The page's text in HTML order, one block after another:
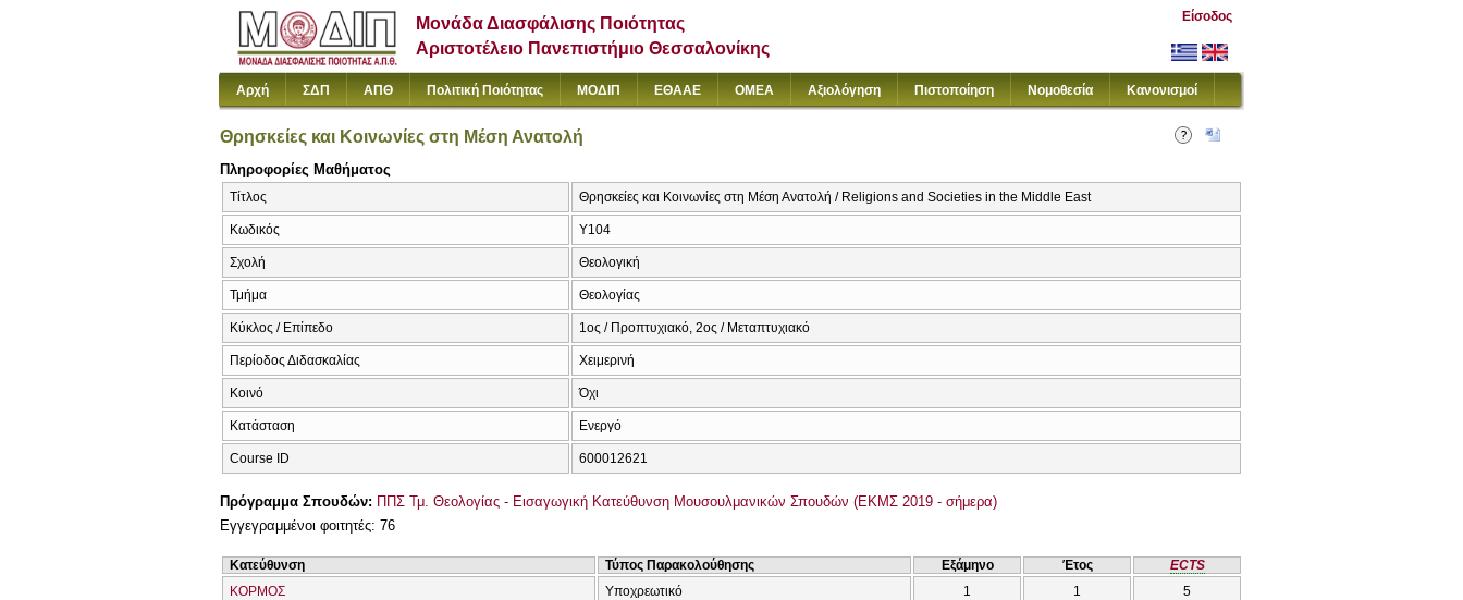
Μονάδα Διασφάλισης Ποιότητας
Αριστοτέλειο Πανεπιστήμιο Θεσσαλονίκης
Είσοδος
Αρχή ΣΔΠ ΑΠΘ Πολιτική Ποιότητας ΜΟΔΙΠ ΕΘΑΑΕ ΟΜΕΑ Αξιολόγηση Πιστοποίηση Νομοθεσία Κανονισμοί
Θρησκείες και Κοινωνίες στη Μέση Ανατολή
Πληροφορίες Μαθήματος
Τίτλος Θρησκείες και Κοινωνίες στη Μέση Ανατολή / Religions and Societies in the Middle East
Κωδικός Υ104
Σχολή Θεολογική
Τμήμα Θεολογίας
Κύκλος / Επίπεδο 1ος / Προπτυχιακό, 2ος / Μεταπτυχιακό
Περίοδος Διδασκαλίας Χειμερινή
Κοινό Όχι
Κατάσταση Ενεργό
Course ID 600012621
Πρόγραμμα Σπουδών: ΠΠΣ Τμ. Θεολογίας - Εισαγωγική Κατεύθυνση Μουσουλμανικών Σπουδών (ΕΚΜΣ 2019 - σήμερα)
Εγγεγραμμένοι φοιτητές: 76
Κατεύθυνση Τύπος Παρακολούθησης Εξάμηνο Έτος
ECTS
ΚΟΡΜΟΣ
Υποχρεωτικό 1 1 5